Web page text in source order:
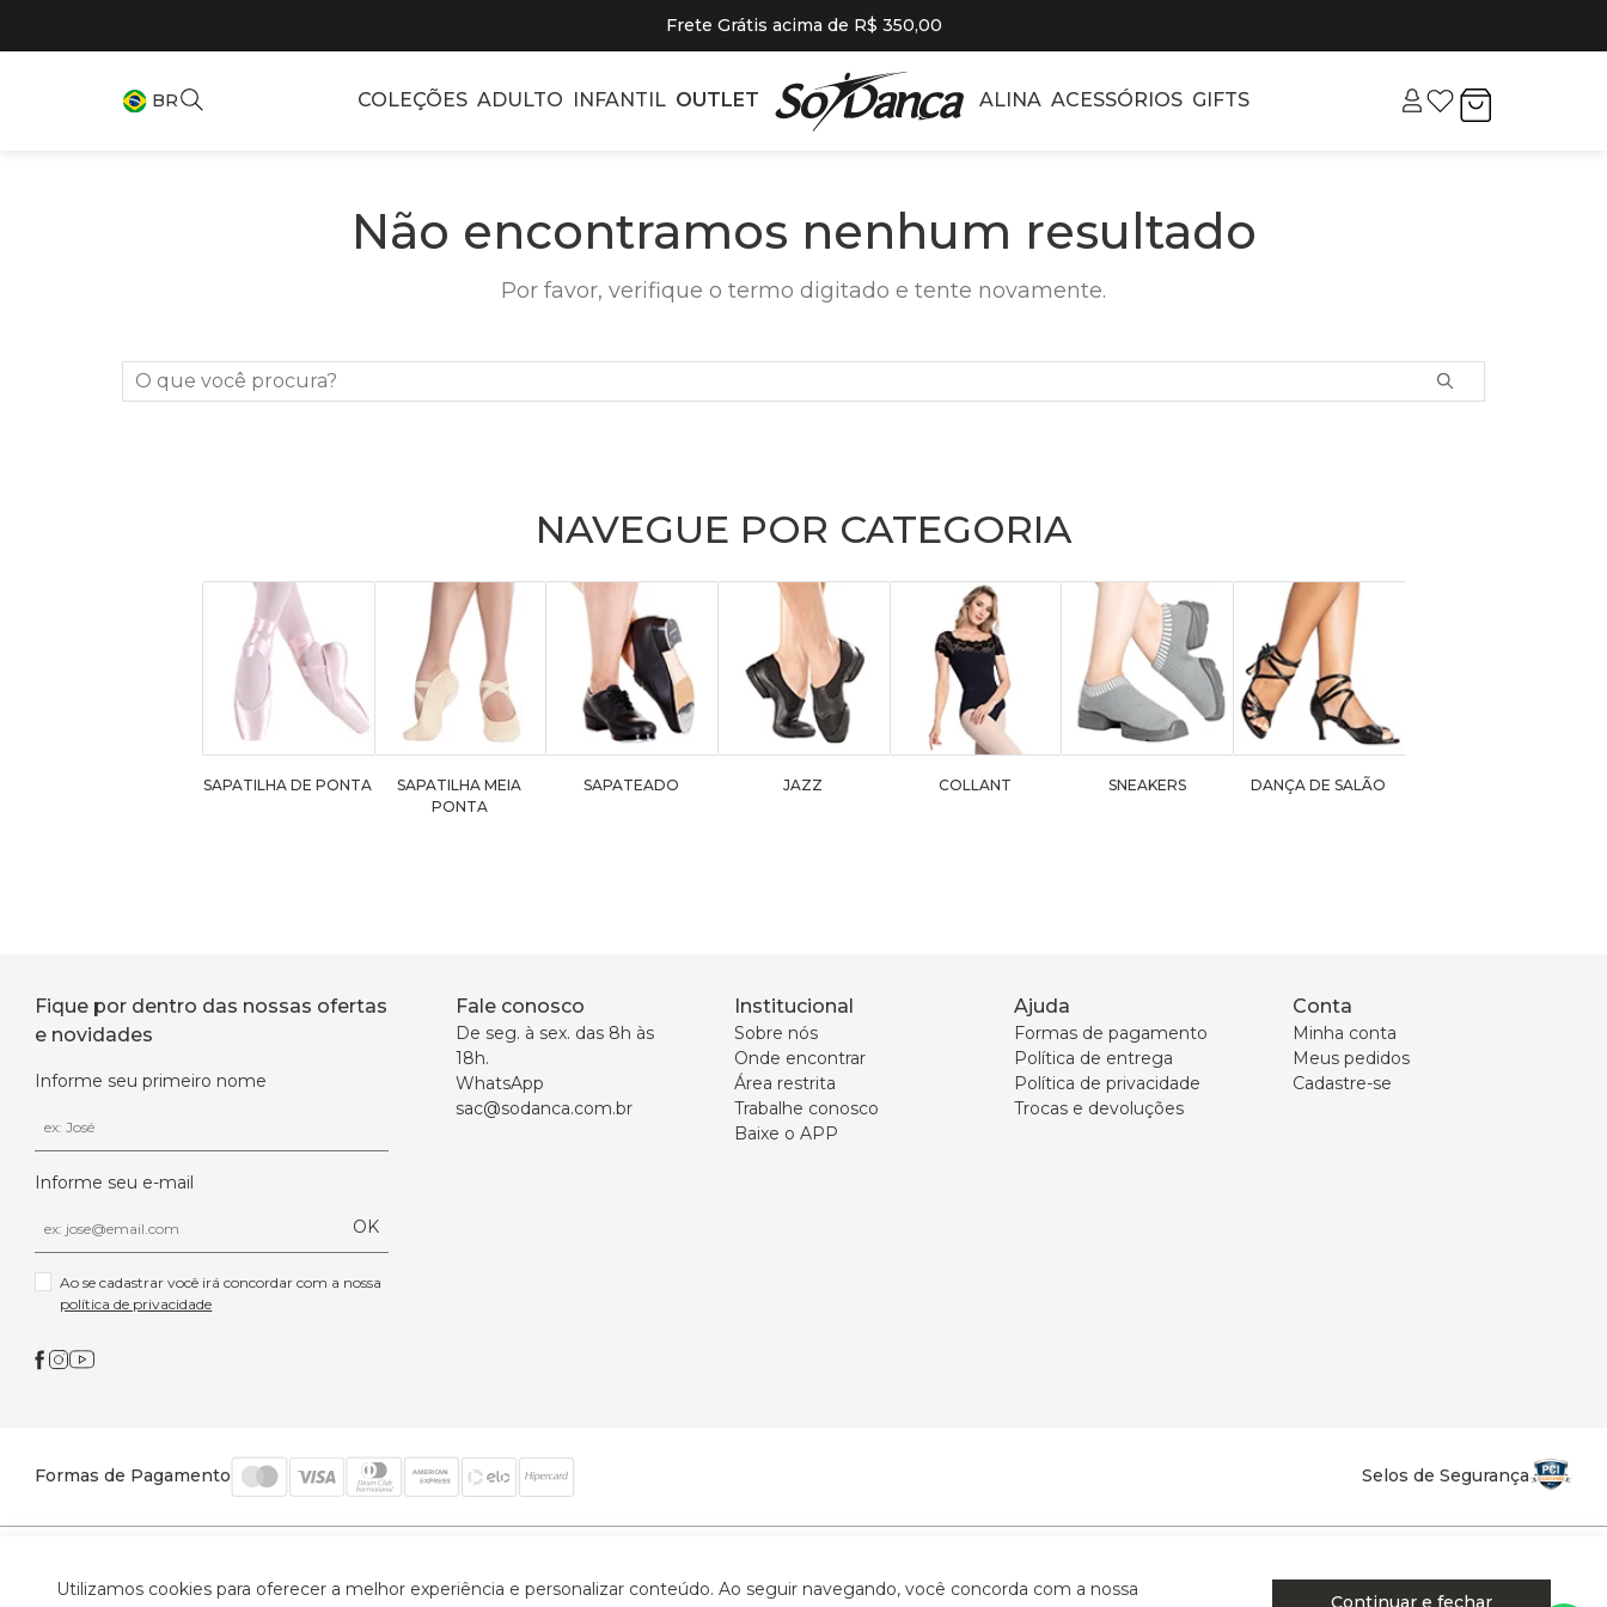
Frete Grátis acima de R$ 350,00
BR COLEÇÕES ADULTO INFANTIL OUTLET ALINA ACESSÓRIOS GIFTS
Não encontramos nenhum resultado
Por favor, verifique o termo digitado e tente novamente.
O que você procura?
NAVEGUE POR CATEGORIA
SAPATILHA DE PONTA
SAPATILHA MEIA
PONTA
SAPATEADO JAZZ COLLANT SNEAKERS DANÇA DE SALÃO
Fique por dentro das nossas ofertas
e novidades
Informe seu primeiro nome
Informe seu e-mail
OK
política de privacidade
Fale conosco
De seg. à sex. das 8h às
18h.
WhatsApp
sac@sodanca.com.br
Institucional
Sobre nós
Onde encontrar
Área restrita
Trabalhe conosco
Baixe o APP
Ajuda
Formas de pagamento
Política de entrega
Política de privacidade
Trocas e devoluções
Conta
Minha conta
Meus pedidos
Cadastre-se
Formas de Pagamento Selos de Segurança
Utilizamos cookies para oferecer a melhor experiência e personalizar conteúdo. Ao seguir navegando, você concorda com a nossa
Continuar e fechar